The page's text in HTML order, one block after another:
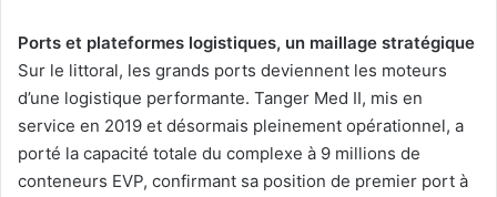
Ports et plateformes logistiques, un maillage stratégique
Sur le littoral, les grands ports deviennent les moteurs
d’une logistique performante. Tanger Med II, mis en
service en 2019 et désormais pleinement opérationnel, a
porté la capacité totale du complexe à 9 millions de
conteneurs EVP, confirmant sa position de premier port à